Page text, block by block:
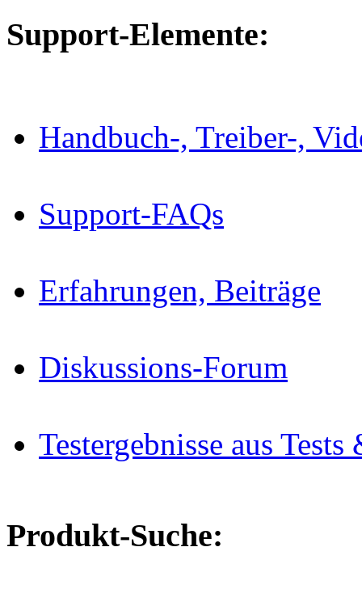
Support-Elemente:
Handbuch-, Treiber-,
Support-FAQs
Erfahrungen, Beiträge
Diskussions-Forum
Testergebnisse aus
Produkt-Suche: